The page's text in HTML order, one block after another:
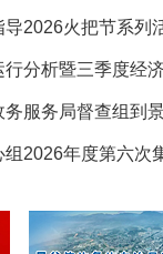
年度第六次集
2026火把节系列
分析暨三季度经
务服务局督查组到
2026年度第六次